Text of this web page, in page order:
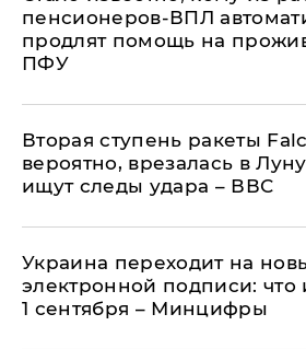
пенсионеров-ВПЛ
продлят помощь на
ПФУ
Вторая ступень ракеты
вероятно, врезалась в
ищут следы удара – ВВС
Украина переходит на
электронной подписи: что
1 сентября – Минцифры